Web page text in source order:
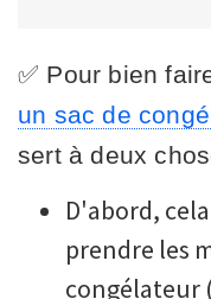
✅ Pour bien
un sac de
sert à deux
D'abord,
prendre les
congélateur